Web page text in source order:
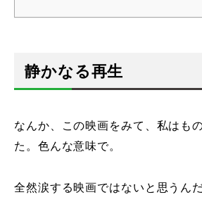
静かなる再生
なんか、この映画をみて、私はも
た。色んな意味で。
全然涙する映画ではないと思うん